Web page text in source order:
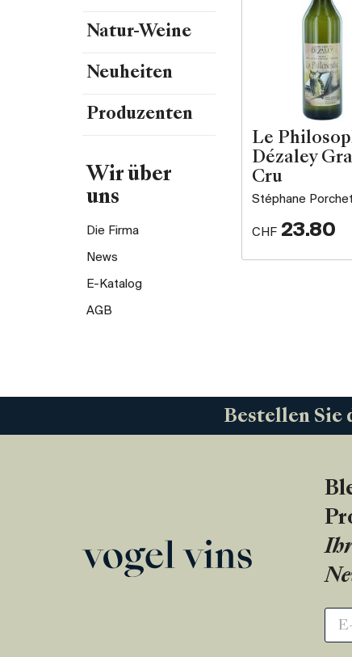
Natur-Weine
Neuheiten
Produzenten
Wir über
uns
Die Firma
News
E-Katalog
AGB
Le
Dézaley
Cru
Stéphane Porchet
CHF 23.80
Bestellen Sie